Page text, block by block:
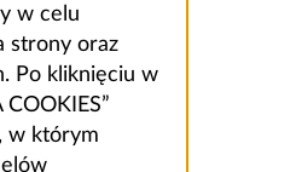
w celu
strony oraz
Po kliknięciu w
w którym